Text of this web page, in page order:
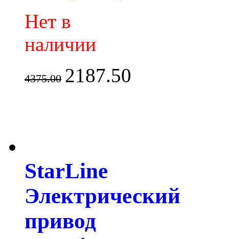
Нет в
наличии
4375.00 2187.50
StarLine
Электрический
привод